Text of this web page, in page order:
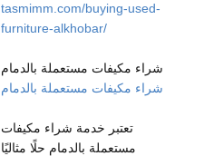
tasmimm.com/buying-used-
furniture-alkhobar/
شراء مكيفات مستعملة بالدمام
شراء مكيفات مستعملة بالدمام
تعتبر خدمة شراء مكيفات
مستعملة بالدمام حلًا مثاليًا